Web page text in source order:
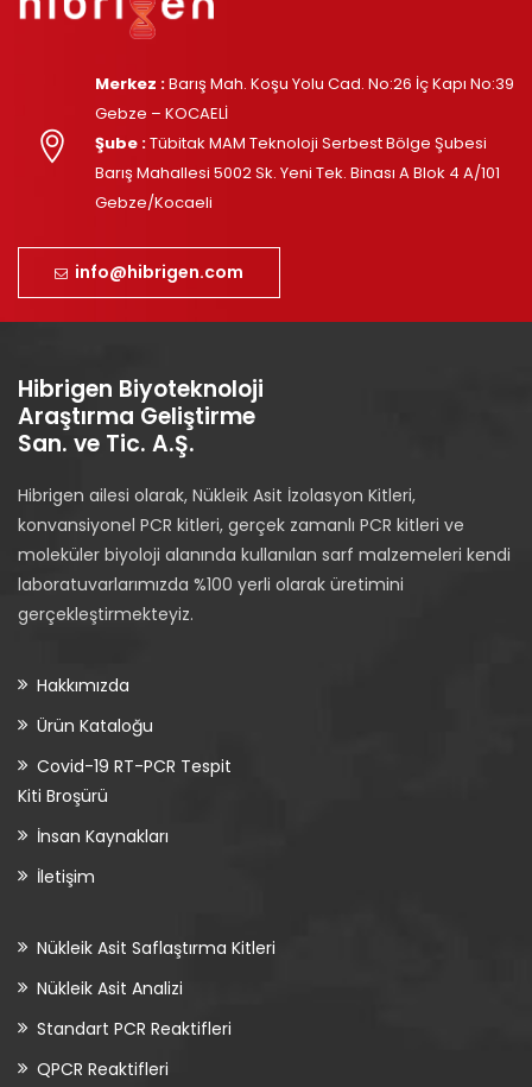
Merkez :Barış Mah. Koşu Yolu Cad. No:26 İç Kapı No:39
Gebze – KOCAELİ
Şube :Tübitak MAM Teknoloji Serbest Bölge Şubesi
Barış Mahallesi 5002 Sk. Yeni Tek. Binası A Blok 4 A/101
Gebze/Kocaeli
info@hibrigen.com
Hibrigen Biyoteknoloji
Araştırma Geliştirme
San. ve Tic. A.Ş.
Hibrigen ailesi olarak, Nükleik Asit İzolasyon Kitleri,
konvansiyonel PCR kitleri, gerçek zamanlı PCR kitleri ve
moleküler biyoloji alanında kullanılan sarf malzemeleri kendi
laboratuvarlarımızda %100 yerli olarak üretimini
gerçekleştirmekteyiz.
Hakkımızda
Ürün Kataloğu
Covid-19 RT-PCR Tespit
Kiti Broşürü
İnsan Kaynakları
İletişim
Nükleik Asit Saflaştırma Kitleri
Nükleik Asit Analizi
Standart PCR Reaktifleri
QPCR Reaktifleri